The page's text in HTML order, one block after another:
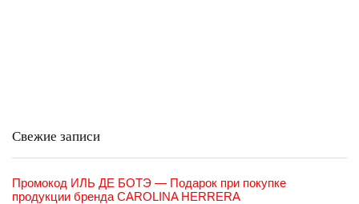
Свежие записи
Промокод ИЛЬ ДЕ БОТЭ — Подарок при покупке
продукции бренда CAROLINA HERRERA